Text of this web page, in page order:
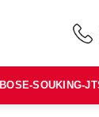
BOSE-SOUKING-